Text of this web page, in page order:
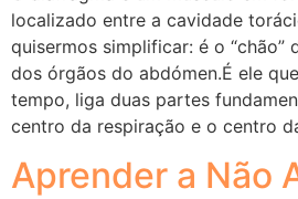
localizado entre a cavidade
quisermos simplificar: é o “chão”
dos órgãos do abdómen.É ele
tempo, liga duas partes
centro da respiração e o centro
Aprender a Não